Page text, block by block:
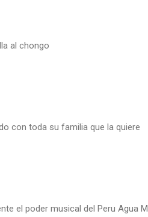
al chongo
con toda su familia que la quiere
el poder musical del Peru Agua M